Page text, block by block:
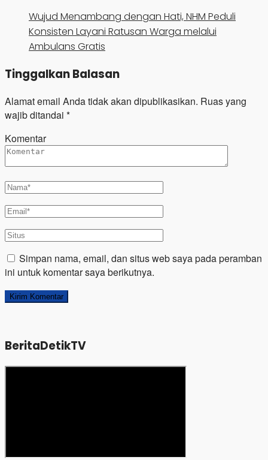
Wujud Menambang dengan Hati, NHM Peduli
Konsisten Layani Ratusan Warga melalui
Ambulans Gratis
Tinggalkan Balasan
Alamat email Anda tidak akan dipublikasikan. Ruas yang
wajib ditandai *
Komentar
Simpan nama, email, dan situs web saya pada peramban
ini untuk komentar saya berikutnya.
BeritaDetikTV